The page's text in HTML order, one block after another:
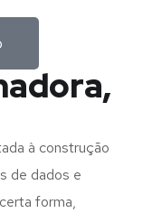
à construção
de dados e
forma,